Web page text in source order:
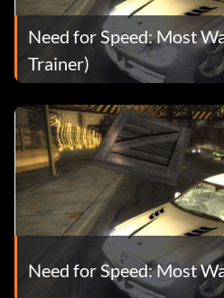
Need for Speed: Most
Trainer)
Need for Speed: Most